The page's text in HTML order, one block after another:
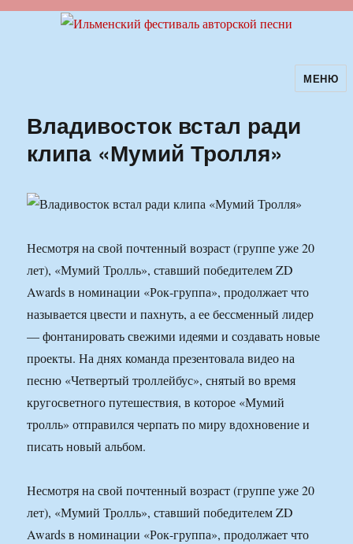
Ильменский фестиваль авторскойМЕНЮ
Владивосток встал ради
клипа «Мумий Тролля»
Несмотря на свой почтенный возраст (группе уже 20
лет), «Мумий Тролль», ставший победителем ZD
Awards в номинации «Рок-группа», продолжает что
называется цвести и пахнуть, а ее бессменный лидер
— фонтанировать свежими идеями и создавать новые
проекты. На днях команда презентовала видео на
песню «Четвертый троллейбус», снятый во время
кругосветного путешествия, в которое «Мумий
тролль» отправился черпать по миру вдохновение и
писать новый альбом.
Несмотря на свой почтенный возраст (группе уже 20
лет), «Мумий Тролль», ставший победителем ZD
Awards в номинации «Рок-группа», продолжает что